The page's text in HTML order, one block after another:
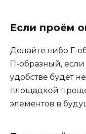
Если проём
Делайте либо Г-
П-образный,
удобстве будет
площадкой
элементов в